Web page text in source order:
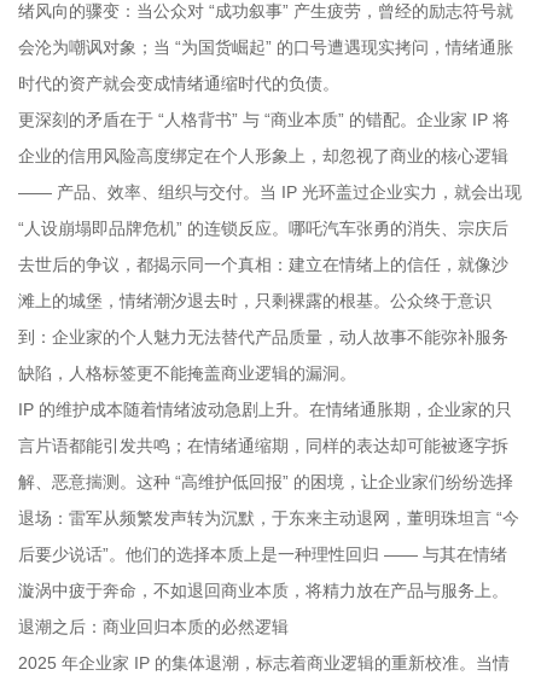
绪风向的骤变：当公众对 “成功叙事” 产生疲劳，曾经的励志符号就
会沦为嘲讽对象；当 “为国货崛起” 的口号遭遇现实拷问，情绪通胀
时代的资产就会变成情绪通缩时代的负债。
更深刻的矛盾在于 “人格背书” 与 “商业本质” 的错配。企业家 IP 将
企业的信用风险高度绑定在个人形象上，却忽视了商业的核心逻辑
—— 产品、效率、组织与交付。当 IP 光环盖过企业实力，就会出现
“人设崩塌即品牌危机” 的连锁反应。哪吒汽车张勇的消失、宗庆后
去世后的争议，都揭示同一个真相：建立在情绪上的信任，就像沙
滩上的城堡，情绪潮汐退去时，只剩裸露的根基。公众终于意识
到：企业家的个人魅力无法替代产品质量，动人故事不能弥补服务
缺陷，人格标签更不能掩盖商业逻辑的漏洞。
IP 的维护成本随着情绪波动急剧上升。在情绪通胀期，企业家的只
言片语都能引发共鸣；在情绪通缩期，同样的表达却可能被逐字拆
解、恶意揣测。这种 “高维护低回报” 的困境，让企业家们纷纷选择
退场：雷军从频繁发声转为沉默，于东来主动退网，董明珠坦言 “今
后要少说话”。他们的选择本质上是一种理性回归 —— 与其在情绪
漩涡中疲于奔命，不如退回商业本质，将精力放在产品与服务上。
退潮之后：商业回归本质的必然逻辑
2025 年企业家 IP 的集体退潮，标志着商业逻辑的重新校准。当情